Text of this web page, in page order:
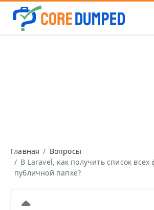
Главная
Вопросы
В Laravel, как получить список всех
публичной папке?